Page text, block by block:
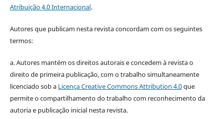
Atribuição 4.0 Internacional.
Autores que publicam nesta revista concordam com os seguintes
termos:
a. Autores mantém os direitos autorais e concedem à revista o
direito de primeira publicação, com o trabalho simultaneamente
licenciado sob a Licença Creative Commons Attribution 4.0que
permite o compartilhamento do trabalho com reconhecimento da
autoria e publicação inicial nesta revista.